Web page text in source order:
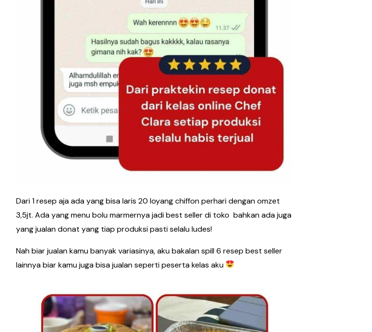
Dari 1 resep aja ada yang bisa laris 20 loyang chiffon perhari dengan omzet
3,5jt. Ada yang menu bolu marmernya jadi best seller di toko bahkan ada juga
yang jualan donat yang tiap produksi pasti selalu ludes!
Nah biar jualan kamu banyak variasinya, aku bakalan spill 6 resep best seller
lainnya biar kamu juga bisa jualan seperti peserta kelas aku